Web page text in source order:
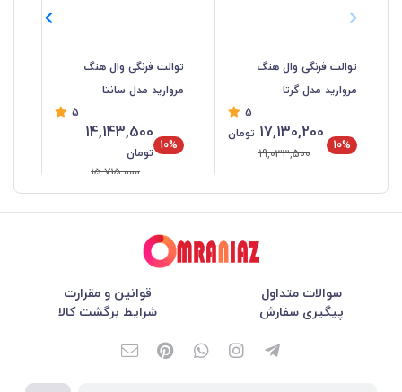
توالت فرنگی وال هنگ
مروارید مدل گرتا
5
10%
17,130,200 تومان
19,033,500
توالت فرنگی وال هنگ
مروارید مدل سانتا
5
10%
14,143,500
تومان
15,715,000
سوالات متداول
قوانین و مقرارت
پیگیری سفارش
شرایط برگشت کالا